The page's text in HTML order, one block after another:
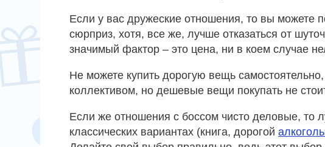
Если у вас дружеские отношения, то вы можете
сюрприз, хотя, все же, лучше отказаться от
значимый фактор – это цена, ни в коем случае
Не можете купить дорогую вещь
коллективом, но дешевые вещи покупать не
Если же отношения с боссом чисто деловые, то
классических вариантах (книга, дорогой